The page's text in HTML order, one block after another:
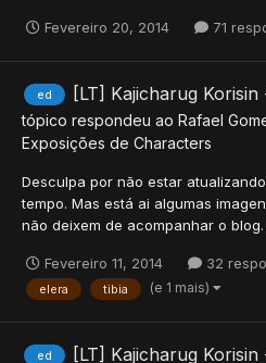
Fevereiro 20, 2014 71
ed [LT] Kajicharug
tópico respondeu ao Rafael
Exposições de Characters
Desculpa por não estar
tempo. Mas está ai algumas
não deixem de acompanhar o
Fevereiro 11, 2014 32
elera tibia (e 1 mais)
ed [LT] Kajicharug